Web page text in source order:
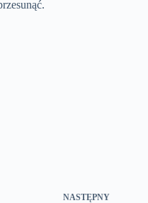
NASTĘPNY